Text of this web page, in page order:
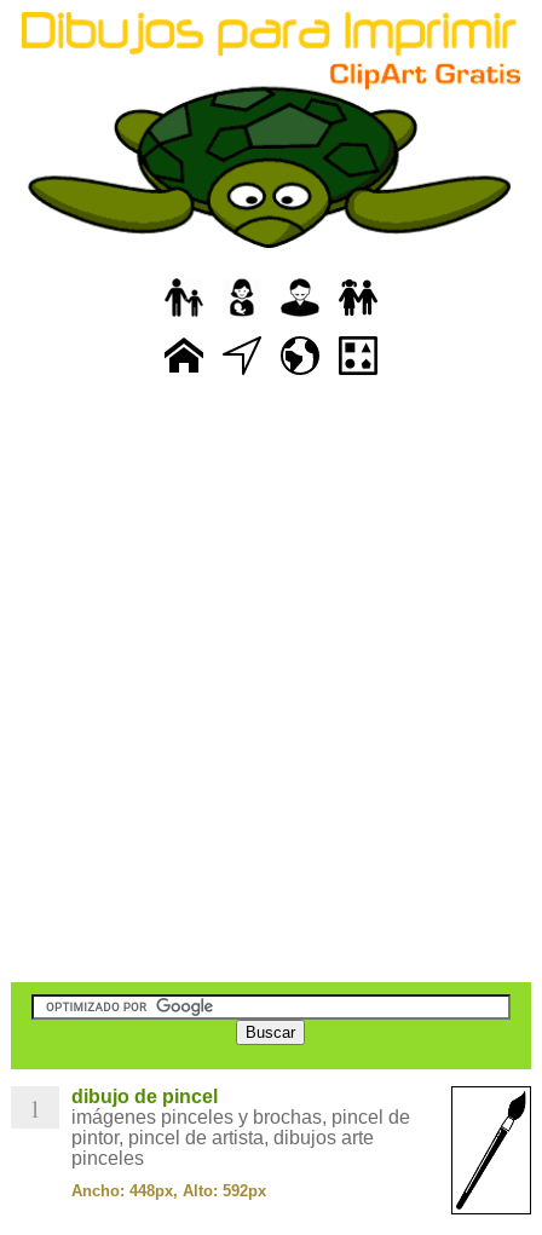
1
dibujo de pincel
imágenes pinceles y brochas, pincel de
pintor, pincel de artista, dibujos arte
pinceles
Ancho: 448px, Alto: 592px